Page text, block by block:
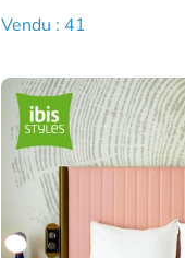
Vendu : 41